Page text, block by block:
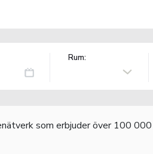
Rum:
som erbjuder över 100